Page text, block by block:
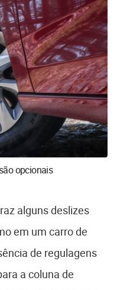
opcionais
alguns deslizes
em um carro de
de regulagens
a coluna de